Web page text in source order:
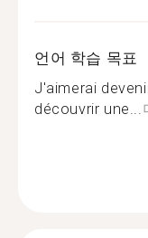
언어 학습 목표
J'aimerai
découvrir une...